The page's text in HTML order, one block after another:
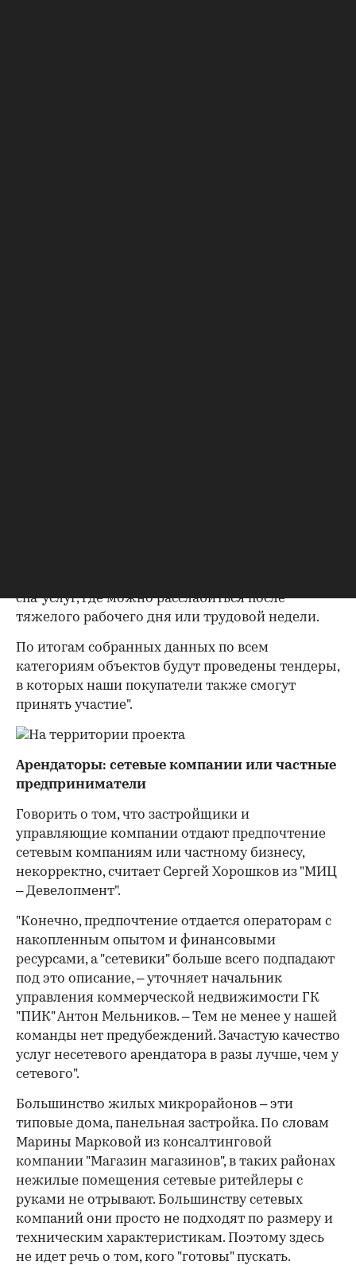
спа-услуг, где можно расслабиться после
тяжелого рабочего дня или трудовой недели.
По итогам собранных данных по всем
категориям объектов будут проведены тендеры,
в которых наши покупатели также смогут
принять участие".
Арендаторы: сетевые компании или частные
предприниматели
Говорить о том, что застройщики и
управляющие компании отдают предпочтение
сетевым компаниям или частному бизнесу,
некорректно, считает Сергей Хорошков из "МИЦ
– Девелопмент".
"Конечно, предпочтение отдается операторам с
накопленным опытом и финансовыми
ресурсами, а "сетевики" больше всего подпадают
под это описание, – уточняет начальник
управления коммерческой недвижимости ГК
"ПИК" Антон Мельников. – Тем не менее у нашей
команды нет предубеждений. Зачастую качество
услуг несетевого арендатора в разы лучше, чем у
сетевого".
Большинство жилых микрорайонов – эти
типовые дома, панельная застройка. По словам
Марины Марковой из консалтинговой
компании "Магазин магазинов", в таких районах
нежилые помещения сетевые ритейлеры с
руками не отрывают. Большинству сетевых
компаний они просто не подходят по размеру и
техническим характеристикам. Поэтому здесь
не идет речь о том, кого "готовы" пускать.